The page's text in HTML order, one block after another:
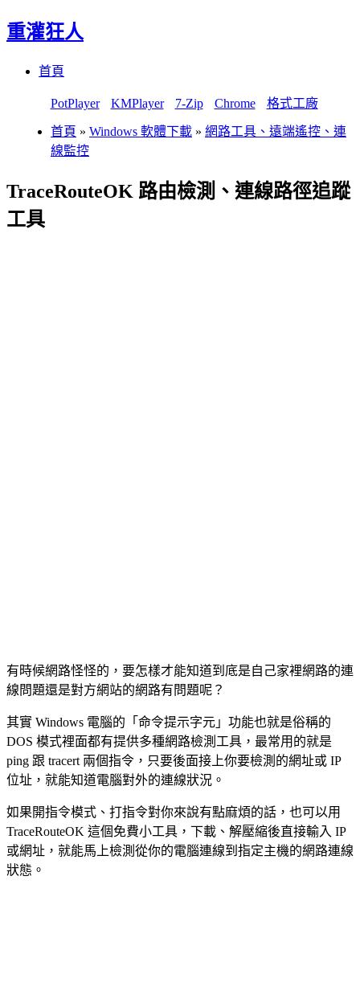
重灌狂人
首頁
PotPlayer KMPlayer 7-Zip Chrome 格式工廠
首頁 » Windows 軟體下載 » 網路工具、遠端遙控、連
線監控
TraceRouteOK 路由檢測、連線路徑追蹤
工具
有時候網路怪怪的，要怎樣才能知道到底是自己家裡網路的連
線問題還是對方網站的網路有問題呢？
其實 Windows 電腦的「命令提示字元」功能也就是俗稱的
DOS 模式裡面都有提供多種網路檢測工具，最常用的就是
ping 跟 tracert 兩個指令，只要後面接上你要檢測的網址或 IP
位址，就能知道電腦對外的連線狀況。
如果開指令模式、打指令對你來說有點麻煩的話，也可以用
TraceRouteOK 這個免費小工具，下載、解壓縮後直接輸入 IP
或網址，就能馬上檢測從你的電腦連線到指定主機的網路連線
狀態。